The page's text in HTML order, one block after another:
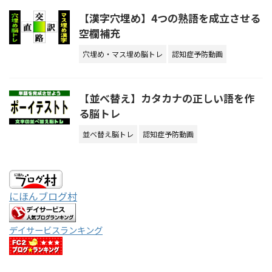
【漢字穴埋め】4つの熟語を成立させる
空欄補充
穴埋め・マス埋め脳トレ 認知症予防動画
【並べ替え】カタカナの正しい語を作
る脳トレ
並べ替え脳トレ 認知症予防動画
にほんブログ村
デイサービスランキング